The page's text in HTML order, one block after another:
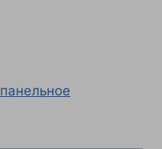
панельное